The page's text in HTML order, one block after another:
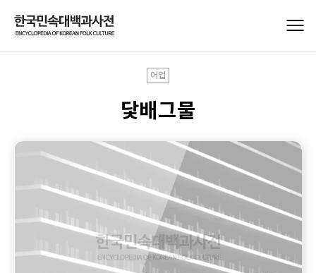
어업
닻배그물